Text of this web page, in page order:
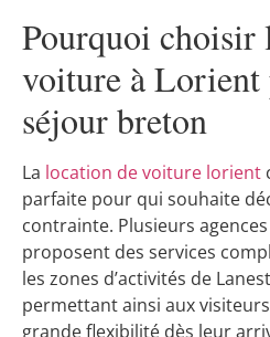
Pourquoi choisir
voiture à Lorient
séjour breton
La location de voiture lorient
parfaite pour qui souhaite
contrainte. Plusieurs
proposent des services
les zones d’activités de
permettant ainsi aux
grande flexibilité dès leur